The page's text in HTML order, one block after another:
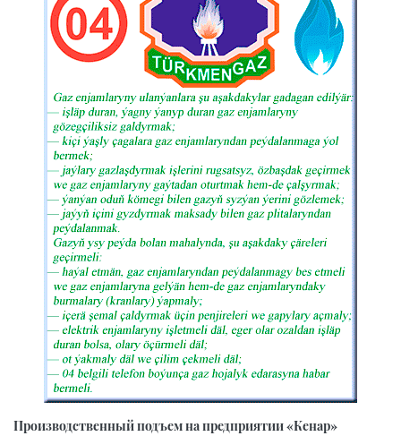
Производственный подъем на предприятии «Кенар»